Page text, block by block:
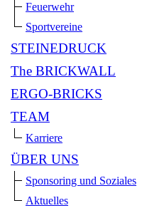
Feuerwehr
Sportvereine
STEINEDRUCK
The BRICKWALL
ERGO-BRICKS
TEAM
Karriere
ÜBER UNS
Sponsoring und Soziales
Aktuelles